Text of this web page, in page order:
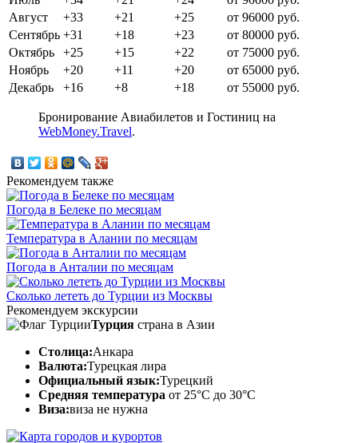
Август
+33 +21 +25
от 96000 руб.
Сентябрь +31 +18 +23
от 80000 руб.
Октябрь
+25 +15 +22
от 75000 руб.
Ноябрь
+20 +11 +20
от 65000 руб.
Декабрь
+16 +8 +18 от 55000 руб.
Бронирование Авиабилетов и Гостиниц на
WebMoney.Travel.
Рекомендуем также
Погода в Белеке по месяцам
Температура в Алании по месяцам
Погода в Анталии по месяцам
Сколько лететь до Турции из Москвы
Рекомендуем экскурсии
Турция страна в Азии
Столица:Анкара
Валюта:Турецкая лира
Официальный язык:Турецкий
Средняя температура от 25°C до 30°C
Виза:виза не нужна